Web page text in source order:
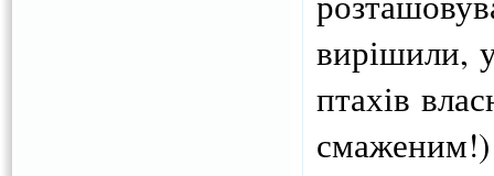
вирішили,
птахів